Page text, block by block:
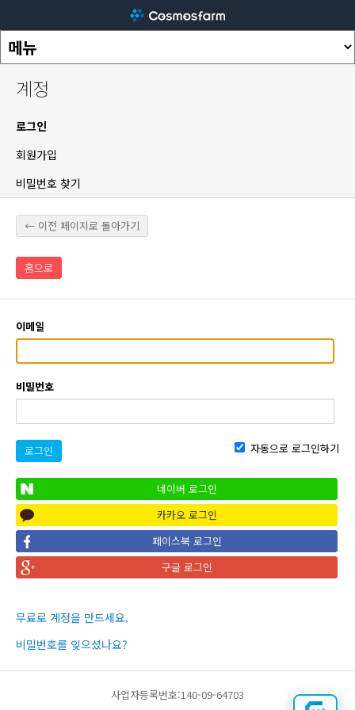
계정
로그인
회원가입
비밀번호 찾기
← 이전 페이지로 돌아가기
홈으로
이메일
비밀번호
로그인 자동으로 로그인하기
네이버 로그인
카카오 로그인
페이스북 로그인
구글 로그인
무료로 계정을 만드세요.
비밀번호를 잊으셨나요?
사업자등록번호:140-09-64703